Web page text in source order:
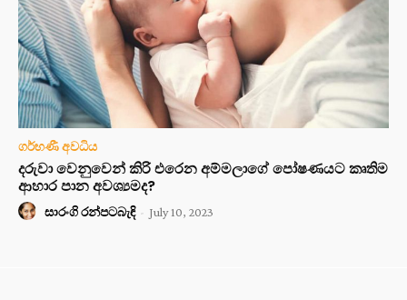
ගර්භණී අවධිය
දරුවා වෙනුවෙන් කිරි එරෙන අම්මලාගේ පෝෂණයට කෘතිම
ආහාර පාන අවශ්‍යමද?
සාරංගි රන්පටබැඳි - July 10, 2023